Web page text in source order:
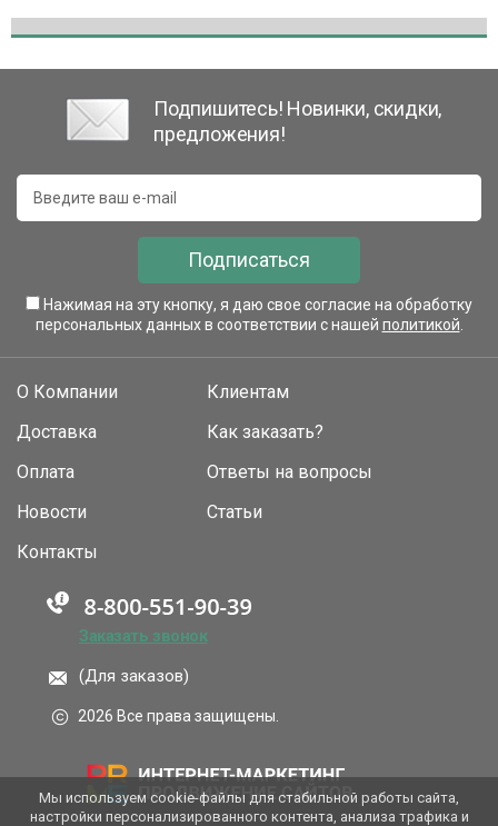
Подпишитесь! Новинки, скидки,
предложения!
Подписаться
Нажимая на эту кнопку, я даю свое согласие на обработку
персональных данных в соответствии с нашей политикой
О Компании
Доставка
Оплата
Новости
Клиентам
Как заказать?
Ответы на вопросы
Статьи
Контакты
Заказать звонок
(Для заказов)
2026 Все права защищены.
Мы используем cookie-файлы для стабильной работы сайта,
настройки персонализированного контента, анализа трафика и